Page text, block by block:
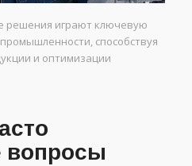
играют ключевую
способствуя
и оптимизации
вопросы